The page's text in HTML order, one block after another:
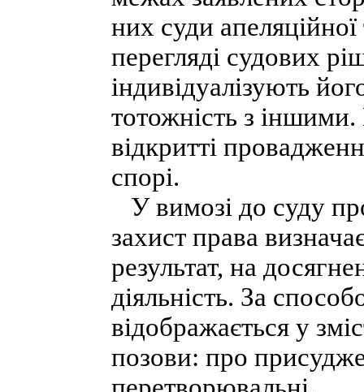
них суди апеляційної
перегляді судових
індивідуалізують
тотожність з
відкритті
спорі.
У вимозі до суду
захист права
результат, на
діяльність. За
відображається у
позови: про